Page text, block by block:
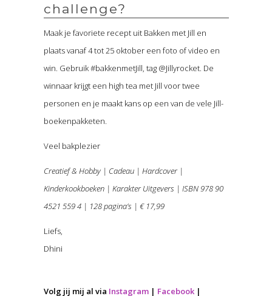
challenge?
Maak je favoriete recept uit Bakken met Jill en
plaats vanaf 4 tot 25 oktober een foto of video en
win. Gebruik #bakkenmetJill, tag @Jillyrocket. De
winnaar krijgt een high tea met Jill voor twee
personen en je maakt kans op een van de vele Jill-
boekenpakketen.
Veel bakplezier
Creatief & Hobby | Cadeau | Hardcover |
Kinderkookboeken | Karakter Uitgevers | ISBN 978 90
4521 559 4 | 128 pagina’s | € 17,99
Liefs,
Dhini
Volg jij mij al via Instagram| Facebook|